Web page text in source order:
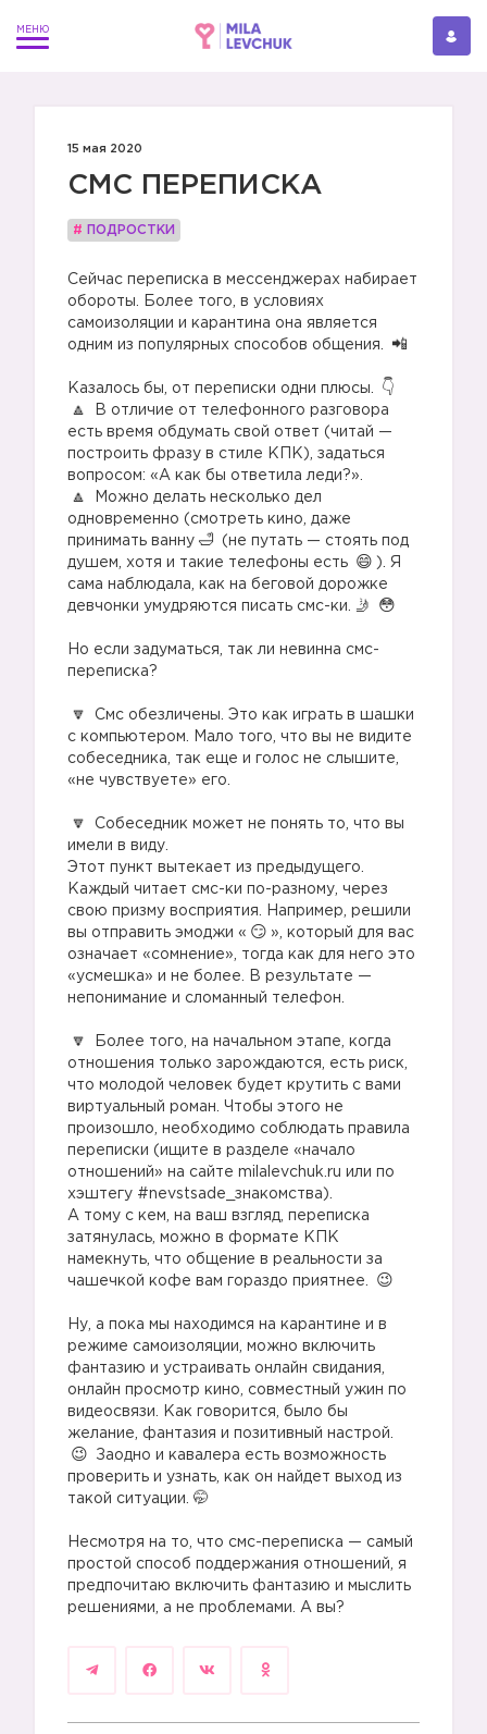
15 мая 2020
СМС ПЕРЕПИСКА
# ПОДРОСТКИ
Сейчас переписка в мессенджерах набирает
обороты. Более того, в условиях
самоизоляции и карантина она является
одним из популярных способов общения.
Казалось бы, от переписки одни плюсы.
🔼
В отличие от телефонного разговора
есть время обдумать свой ответ (читай —
построить фразу в стиле КПК), задаться
вопросом: «А как бы ответила леди?».
🔼
Можно делать несколько дел
одновременно (смотреть кино, даже
принимать ванну
(не путать — стоять под
душем, хотя и такие телефоны есть
). Я
сама наблюдала, как на беговой дорожке
девчонки умудряются писать смс-ки. 🤳
Но если задуматься, так ли невинна смс-
переписка?
Смс обезличены. Это как играть в шашки
с компьютером. Мало того, что вы не видите
собеседника, так еще и голос не слышите,
«не чувствуете» его.
Собеседник может не понять то, что вы
имели в виду.
Этот пункт вытекает из предыдущего.
Каждый читает смс-ки по-разному, через
свою призму восприятия. Например, решили
вы отправить эмоджи «
», который для вас
означает «сомнение», тогда как для него это
«усмешка» и не более. В результате —
непонимание и сломанный телефон.
Более того, на начальном этапе, когда
отношения только зарождаются, есть риск,
что молодой человек будет крутить с вами
виртуальный роман. Чтобы этого не
произошло, необходимо соблюдать правила
переписки (ищите в разделе «начало
отношений» на сайте milalevchuk.ru или по
хэштегу #nevstsade_знакомства).
А тому с кем, на ваш взгляд, переписка
затянулась, можно в формате КПК
намекнуть, что общение в реальности за
чашечкой кофе вам гораздо приятнее.
Ну, а пока мы находимся на карантине и в
режиме самоизоляции, можно включить
фантазию и устраивать онлайн свидания,
онлайн просмотр кино, совместный ужин по
видеосвязи. Как говорится, было бы
желание, фантазия и позитивный настрой.
Заодно и кавалера есть возможность
проверить и узнать, как он найдет выход из
такой ситуации. 🤭
Несмотря на то, что смс-переписка — самый
простой способ поддержания отношений, я
предпочитаю включить фантазию и мыслить
решениями, а не проблемами. А вы?